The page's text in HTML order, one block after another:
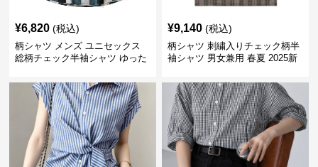
¥6,820 (税込)
柄シャツ メンズ ユニセックス
総柄チェック半袖シャツ ゆった
¥9,140 (税込)
柄シャツ 刺繍入りチェック柄半
袖シャツ 男女兼用 春夏 2025新